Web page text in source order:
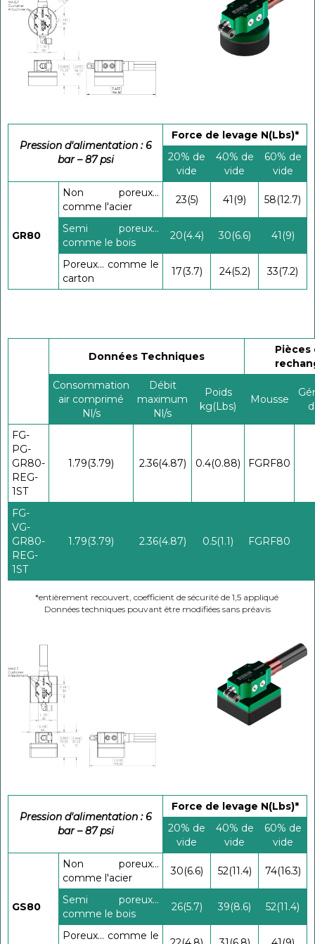
Pression d'alimentation : 6
bar – 87 psi
Force de levage N(Lbs)*
20% de
vide
40% de
vide
60% de
vide
GR80
Non poreux...
comme l'acier
23(5) 41(9) 58(12.7)
Semi poreux...
comme le bois
20(4.4) 30(6.6) 41(9)
Poreux... comme le
carton
17(3.7) 24(5.2) 33(7.2)
Données Techniques
Pièces
Consommation
air comprimé
Nl/s
Débit
maximum
Nl/s
Poids
kg(Lbs)
Mousse
FG-
PG-
GR80-
REG-
1ST
1.79(3.79) 2.36(4.87) 0.4(0.88) FGRF80
FG-
VG-
GR80-
REG-
1ST
1.79(3.79) 2.36(4.87) 0.5(1.1) FGRF80
*entièrement recouvert, coefficient de sécurité de 1,5 appliqué
Données techniques pouvant être modifiées sans préavis
Pression d'alimentation : 6
bar – 87 psi
Force de levage N(Lbs)*
20% de
vide
40% de
vide
60% de
vide
GS80
Non poreux...
comme l'acier
30(6.6) 52(11.4) 74(16.3)
Semi poreux...
comme le bois
26(5.7) 39(8.6) 52(11.4)
Poreux... comme le